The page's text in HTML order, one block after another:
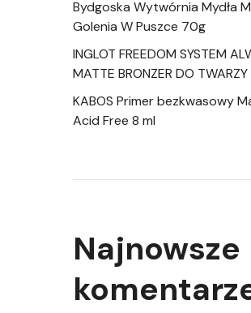
Bydgoska Wytwórnia Mydła
Golenia W Puszce 70g
INGLOT FREEDOM SYSTEM
MATTE BRONZER DO
KABOS Primer bezkwasowy
Acid Free 8 ml
Najnowsze